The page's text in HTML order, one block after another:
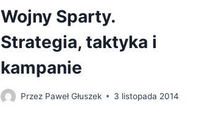
Wojny Sparty.
Strategia, taktyka i
kampanie
Przez Paweł Głuszek 3 listopada 2014